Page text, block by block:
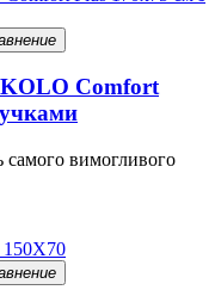
Comfort
вимогливого